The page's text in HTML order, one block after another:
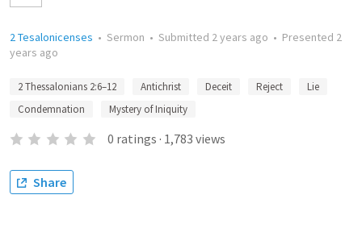
2 Tesalonicenses • Sermon • Submitted 2 years ago • Presented 2
years ago
2 Thessalonians 2:6–12 Antichrist Deceit Reject
Lie
Condemnation
Mystery of Iniquity
0 ratings · 1,783 views
Share